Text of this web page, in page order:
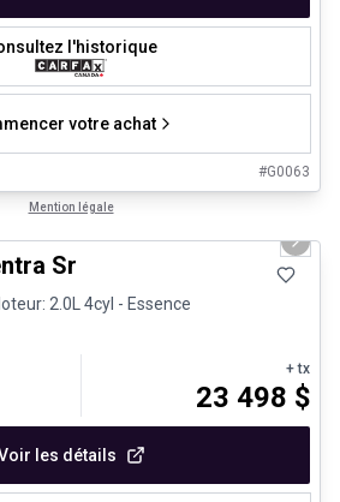
l'historique
votre achat
#G0063
Mention légale
Next
Sr
2.0L 4cyl - Essence
+ tx
23 498 $
les détails